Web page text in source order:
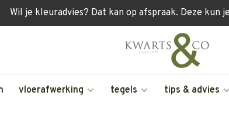
Wil je kleuradvies? Dat kan op afspraak. Deze kun
vloerafwerking tegels tips & advies